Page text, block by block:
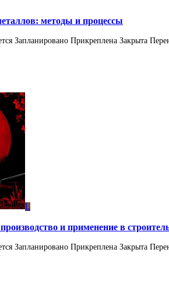
методы и процессы
Запланировано Прикреплена Закрыта
L
и применение в
Запланировано Прикреплена Закрыта